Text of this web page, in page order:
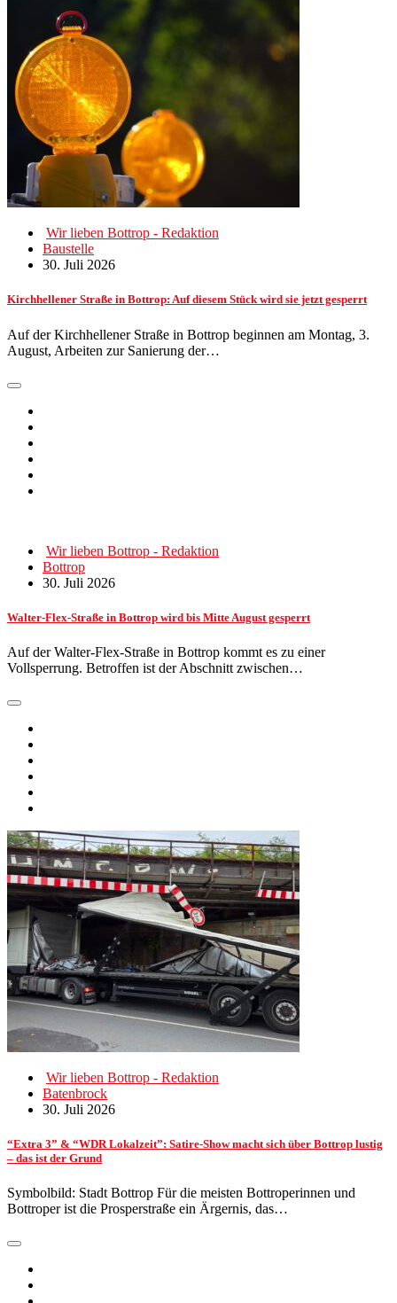
Wir lieben Bottrop - Redaktion
Baustelle
30. Juli 2026
Kirchhellener Straße in Bottrop: Auf diesem Stück wird sie jetzt gesperrt
Auf der Kirchhellener Straße in Bottrop beginnen am Montag, 3.
August, Arbeiten zur Sanierung der…
Wir lieben Bottrop - Redaktion
Bottrop
30. Juli 2026
Walter-Flex-Straße in Bottrop wird bis Mitte August gesperrt
Auf der Walter-Flex-Straße in Bottrop kommt es zu einer
Vollsperrung. Betroffen ist der Abschnitt zwischen…
Wir lieben Bottrop - Redaktion
Batenbrock
30. Juli 2026
“Extra 3” & “WDR Lokalzeit”: Satire-Show macht sich über Bottrop lustig
– das ist der Grund
Symbolbild: Stadt Bottrop Für die meisten Bottroperinnen und
Bottroper ist die Prosperstraße ein Ärgernis, das…